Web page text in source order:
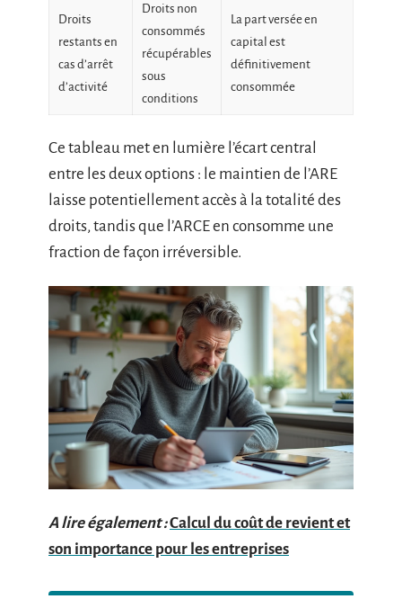
Droits
restants en
cas d’arrêt
d’activité
Droits non
consommés
récupérables
sous
conditions
La part versée en
capital est
définitivement
consommée
Ce tableau met en lumière l’écart central
entre les deux options : le maintien de l’ARE
laisse potentiellement accès à la totalité des
droits, tandis que l’ARCE en consomme une
fraction de façon irréversible.
A lire également :Calcul du coût de revient et
son importance pour les entreprises